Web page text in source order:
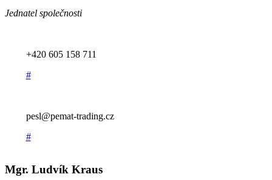
Jednatel společnosti
+420 605 158 711
#
pesl@pemat-trading.cz
#
Mgr. Ludvík Kraus